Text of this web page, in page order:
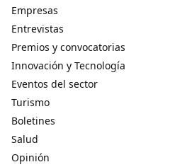
Empresas
Entrevistas
Premios y convocatorias
Innovación y Tecnología
Eventos del sector
Turismo
Boletines
Salud
Opinión